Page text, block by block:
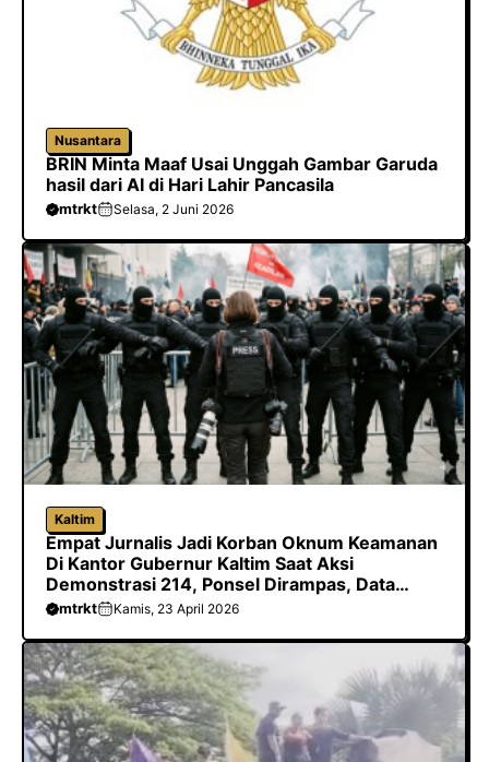
Nusantara
BRIN Minta Maaf Usai Unggah Gambar Garuda
hasil dari AI di Hari Lahir Pancasila
mtrkt Selasa, 2 Juni 2026
Kaltim
Empat Jurnalis Jadi Korban Oknum Keamanan
Di Kantor Gubernur Kaltim Saat Aksi
Demonstrasi 214, Ponsel Dirampas, Data
Dihapus Hingga Dilarang Meliput
mtrkt Kamis, 23 April 2026